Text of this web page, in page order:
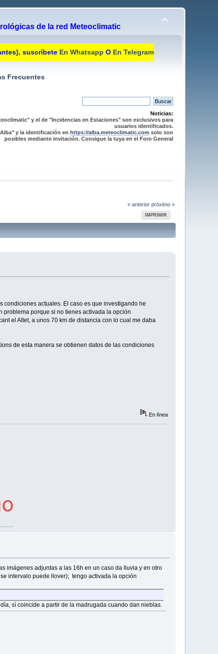
de la red Meteoclimatic
suscríbete En Whatsapp O En Telegram
Frecuentes
Noticias:
y el de "Incidencias en Estaciones" son exclusivos para
usuarios identificados.
y la identificación en https://alba.meteoclimatic.com solo son
posibles mediante invitación. Consigue la tuya en el Foro General
« anterior próximo »
IMPRIMIR
condiciones actuales. El caso es que investigando he
problema porque si no tienes activada la opción
el Altet, a unos 70 km de distancia con lo cual me daba
de esta manera se obtienen datos de las condiciones
En línea
imágenes adjuntas a las 16h en un caso da lluvia y en otro
intervalo puede llover); tengo activada la opción
sí coincide a partir de la madrugada cuando dan nieblas.